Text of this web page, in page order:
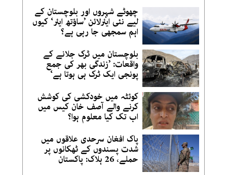
چھوٹے شہروں اور بلوچستان کے
لیے نئی ایئرلائن ’ساؤتھ ایئر‘ کیوں
اہم سمجھی جا رہی ہے؟
بلوچستان میں ٹرک جلانے کے
واقعات: ’زندگی بھر کی جمع
پونجی ایک ٹرک ہی ہوتا ہے‘
کوئٹہ میں خودکشی کی کوشش
کرنے والے آصف خان کیس میں
اب تک کیا معلوم ہوا؟
پاک افغان سرحدی علاقوں میں
شدت پسندوں کے ٹھکانوں پر
حملے، 26 ہلاک: پاکستان